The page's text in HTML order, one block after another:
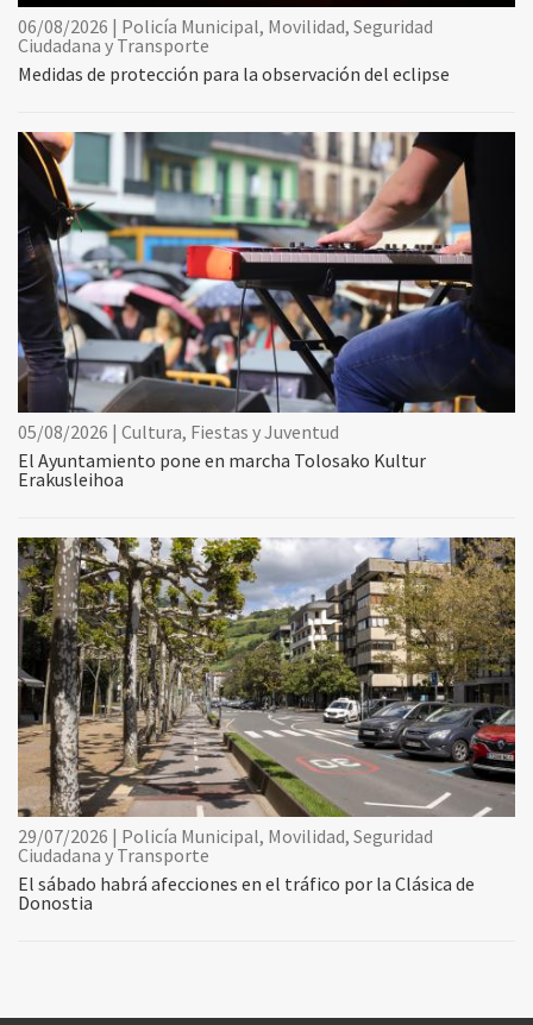
06/08/2026 | Policía Municipal, Movilidad, Seguridad
Ciudadana y Transporte
Medidas de protección para la observación del eclipse
05/08/2026 | Cultura, Fiestas y Juventud
El Ayuntamiento pone en marcha Tolosako Kultur
Erakusleihoa
29/07/2026 | Policía Municipal, Movilidad, Seguridad
Ciudadana y Transporte
El sábado habrá afecciones en el tráfico por la Clásica de
Donostia